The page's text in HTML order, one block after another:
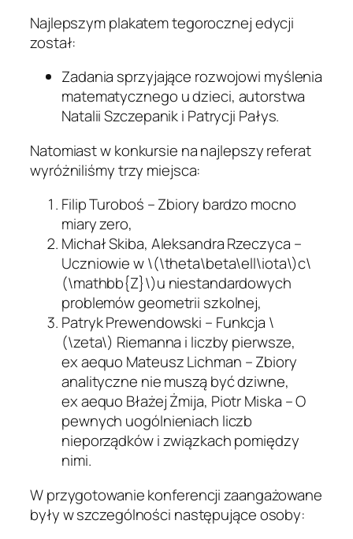
Najlepszym plakatem tegorocznej edycji
został:
Zadania sprzyjające rozwojowi myślenia
matematycznego u dzieci, autorstwa
Natalii Szczepanik i Patrycji Pałys.
Natomiast w konkursie na najlepszy referat
wyróżniliśmy trzy miejsca:
Filip Turoboś –Zbiory bardzo mocno
miary zero,
Michał Skiba, Aleksandra Rzeczyca –
Uczniowie w \(\theta\beta\ell\iota\)c\
(\mathbb{Z}\)u niestandardowych
problemów geometrii szkolnej,
Patryk Prewendowski – Funkcja \
(\zeta\) Riemanna i liczby pierwsze,
ex aequo Mateusz Lichman –Zbiory
analityczne nie muszą być dziwne,
ex aequo Błażej Żmija, Piotr Miska –O
pewnych uogólnieniach liczb
nieporządków i związkach pomiędzy
nimi.
W przygotowanie konferencji zaangażowane
były w szczególności następujące osoby: